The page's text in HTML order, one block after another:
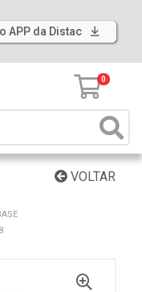
APP da Distac
0
VOLTAR